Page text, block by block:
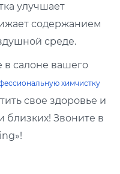
улучшает
содержанием
среде.
в салоне вашего
химчистку
свое здоровье и
близких! Звоните в